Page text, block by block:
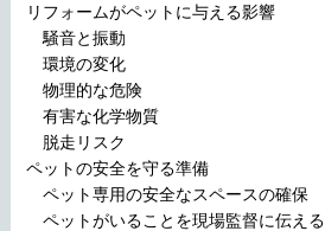
リフォームがペットに与える影響
騒音と振動
環境の変化
物理的な危険
有害な化学物質
脱走リスク
ペットの安全を守る準備
ペット専用の安全なスペースの確保
ペットがいることを現場監督に伝える